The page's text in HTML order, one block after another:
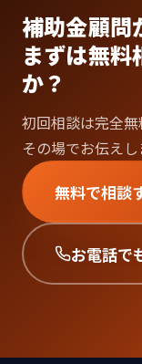
補助金顧問
まずは無料
か？
初回相談は完全無
その場でお伝えし
無料で相談
お電話で